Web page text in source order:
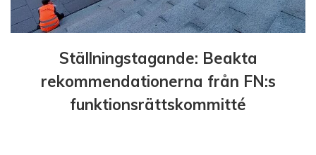
Ställningstagande: Beakta
rekommendationerna från FN:s
funktionsrättskommitté